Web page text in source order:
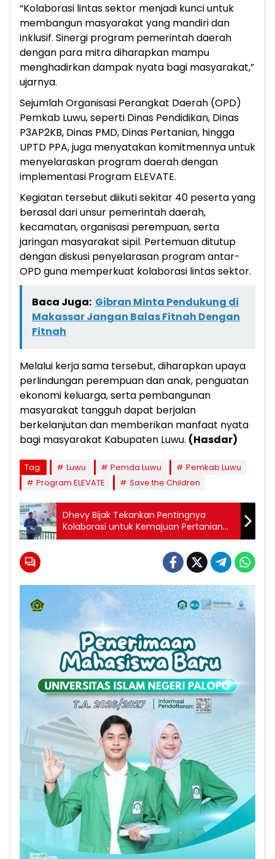
“Kolaborasi lintas sektor menjadi kunci untuk
membangun masyarakat yang mandiri dan
inklusif. Sinergi program pemerintah daerah
dengan para mitra diharapkan mampu
menghadirkan dampak nyata bagi masyarakat,”
ujarnya.
Sejumlah Organisasi Perangkat Daerah (OPD)
Pemkab Luwu, seperti Dinas Pendidikan, Dinas
P3AP2KB, Dinas PMD, Dinas Pertanian, hingga
UPTD PPA, juga menyatakan komitmennya untuk
menyelaraskan program daerah dengan
implementasi Program ELEVATE.
Kegiatan tersebut diikuti sekitar 40 peserta yang
berasal dari unsur pemerintah daerah,
kecamatan, organisasi perempuan, serta
jaringan masyarakat sipil. Pertemuan ditutup
dengan diskusi penyelarasan program antar-
OPD guna memperkuat kolaborasi lintas sektor.
Baca Juga: Gibran Minta Pendukung di
Makassar Jangan Balas Fitnah Dengan
Fitnah
Melalui kerja sama tersebut, diharapkan upaya
perlindungan perempuan dan anak, penguatan
ekonomi keluarga, serta pembangunan
masyarakat tangguh dapat berjalan
berkelanjutan dan memberikan manfaat nyata
bagi masyarakat Kabupaten Luwu. (Hasdar)
Tag: Luwu Pemda Luwu
Pemkab Luwu
Program ELEVATE
Save the Children
Dhevy Bijak Tekankan Pentingnya
Kolaborasi untuk Kemajuan Pertanian
Daerah